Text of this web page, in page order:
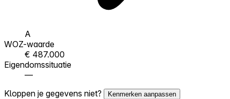
A
WOZ-waarde
€ 487.000
Eigendomssituatie
—
Kloppen je gegevens niet?
Kenmerken aanpassen